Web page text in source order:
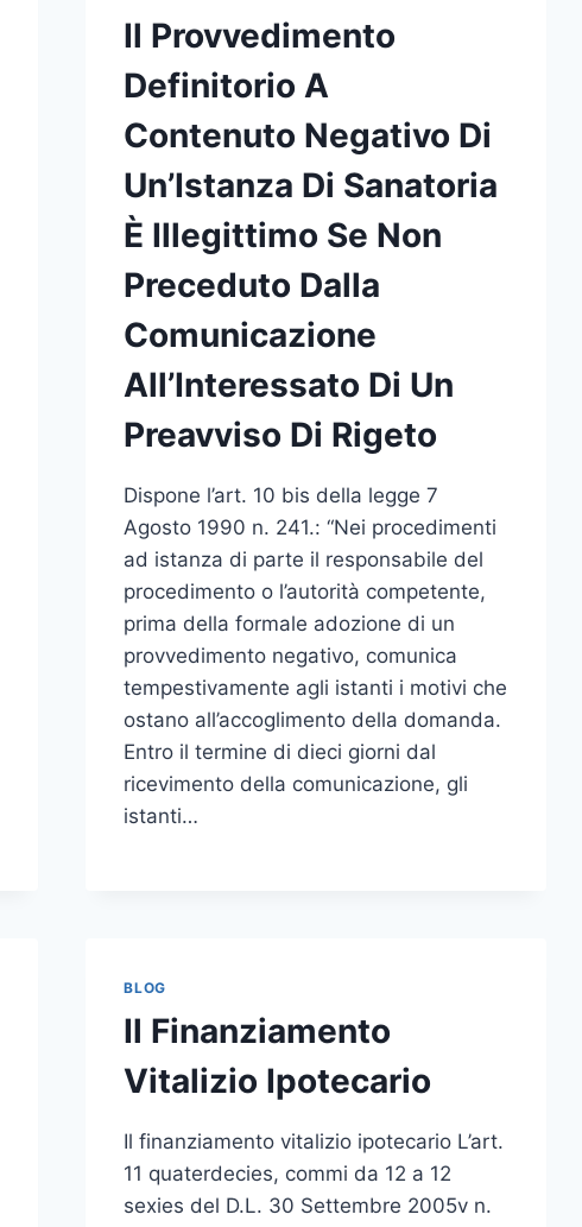
Il Provvedimento
Definitorio A
Contenuto Negativo Di
Un’Istanza Di Sanatoria
È Illegittimo Se Non
Preceduto Dalla
Comunicazione
All’Interessato Di Un
Preavviso Di Rigeto
Dispone l’art. 10 bis della legge 7
Agosto 1990 n. 241.: “Nei procedimenti
ad istanza di parte il responsabile del
procedimento o l’autorità competente,
prima della formale adozione di un
provvedimento negativo, comunica
tempestivamente agli istanti i motivi che
ostano all’accoglimento della domanda.
Entro il termine di dieci giorni dal
ricevimento della comunicazione, gli
istanti…
BLOG
Il Finanziamento
Vitalizio Ipotecario
Il finanziamento vitalizio ipotecario L’art.
11 quaterdecies, commi da 12 a 12
sexies del D.L. 30 Settembre 2005v n.